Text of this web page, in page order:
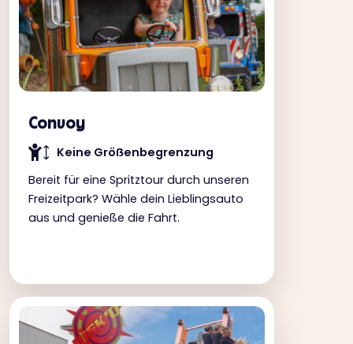
Convoy
Keine Gröẞenbegrenzung
Bereit für eine Spritztour durch unseren
Freizeitpark? Wähle dein Lieblingsauto
aus und genieße die Fahrt.